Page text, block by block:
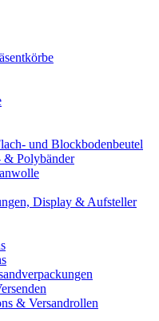
und Blockbodenbeutel
& Polybänder
Display & Aufsteller
& Versandrollen